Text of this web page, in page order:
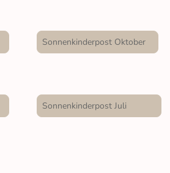
Sonnenkinderpost Oktober
Sonnenkinderpost Juli